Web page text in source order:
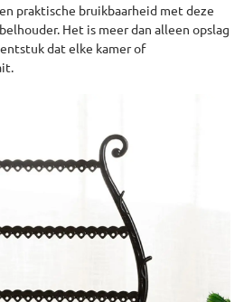
praktische bruikbaarheid met deze
Het is meer dan alleen opslag
dat elke kamer of